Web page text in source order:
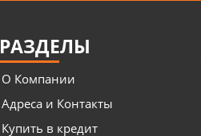
РАЗДЕЛЫ
О Компании
Адреса и Контакты
Купить в кредит